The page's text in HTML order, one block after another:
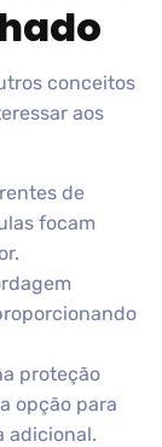
conceitos
aos
de
focam
proteção
opção para
adicional.